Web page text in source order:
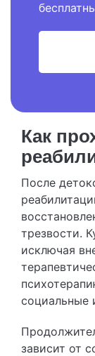
Как
После
трезвости.
исключая
социальные
зависит от